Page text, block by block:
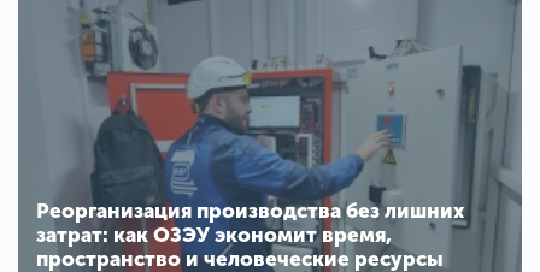
Реорганизация производства без лишних
затрат: как ОЗЭУ экономит время,
пространство и человеческие ресурсы